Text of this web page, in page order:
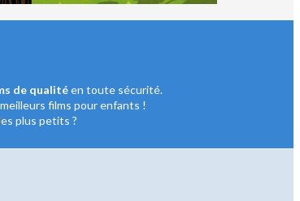
de qualitéen toute sécurité.
films pour enfants !
plus petits ?